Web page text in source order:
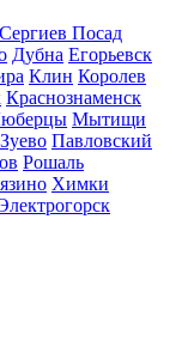
Посад
Дубна Егорьевск
Клин Королев
Краснознаменск
Мытищи
Павловский
Рошаль
Химки